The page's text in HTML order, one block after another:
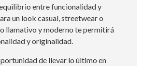
entre funcionalidad y
un look casual, streetwear o
llamativo y moderno te permitirá
y originalidad.
de llevar lo último en